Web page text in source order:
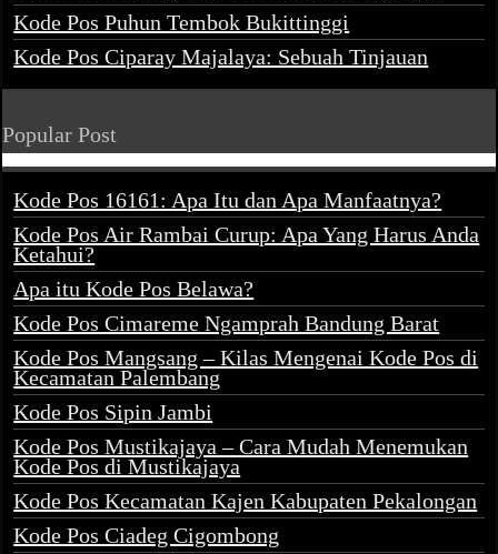
Kode Pos Puhun Tembok Bukittinggi
Kode Pos Ciparay Majalaya: Sebuah Tinjauan
Popular Post
Kode Pos 16161: Apa Itu dan Apa Manfaatnya?
Kode Pos Air Rambai Curup: Apa Yang Harus Anda
Ketahui?
Apa itu Kode Pos Belawa?
Kode Pos Cimareme Ngamprah Bandung Barat
Kode Pos Mangsang – Kilas Mengenai Kode Pos di
Kecamatan Palembang
Kode Pos Sipin Jambi
Kode Pos Mustikajaya – Cara Mudah Menemukan
Kode Pos di Mustikajaya
Kode Pos Kecamatan Kajen Kabupaten Pekalongan
Kode Pos Ciadeg Cigombong